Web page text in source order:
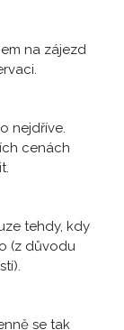
na zájezd
nejdříve.
cenách
tehdy, kdy
(z důvodu
se tak